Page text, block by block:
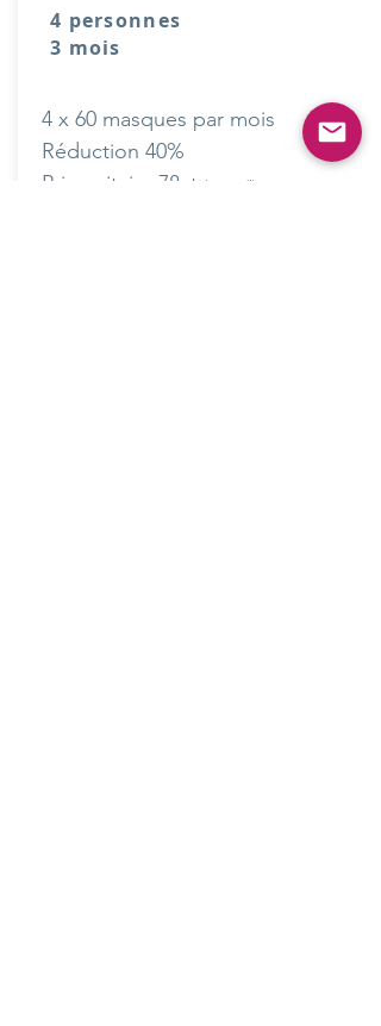
4 personnes
3 mois
4 x 60 masques par mois
Réduction 40%
Prix unitaire 78ct
(arrondi)